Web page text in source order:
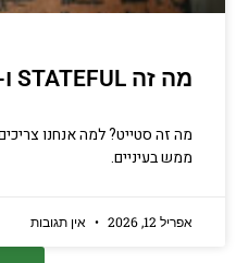
מה זה STATEFUL ו-STATELESS
מה זה סטייט? למה אנחנו
ממש בעיניים.
אפריל 12, 2026 אין תגובות